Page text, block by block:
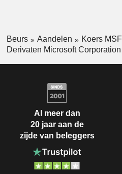
Beurs Aandelen
Koers
Derivaten Microsoft Corporation
Al meer dan
20 jaar aan de
zijde van beleggers